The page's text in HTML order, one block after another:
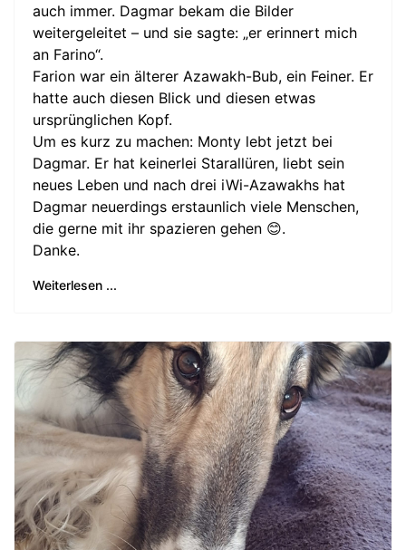
auch immer. Dagmar bekam die Bilder
weitergeleitet – und sie sagte: „er erinnert mich
an Farino“.
Farion war ein älterer Azawakh-Bub, ein Feiner. Er
hatte auch diesen Blick und diesen etwas
ursprünglichen Kopf.
Um es kurz zu machen: Monty lebt jetzt bei
Dagmar. Er hat keinerlei Starallüren, liebt sein
neues Leben und nach drei iWi-Azawakhs hat
Dagmar neuerdings erstaunlich viele Menschen,
die gerne mit ihr spazieren gehen 😊.
Danke.
Weiterlesen ...